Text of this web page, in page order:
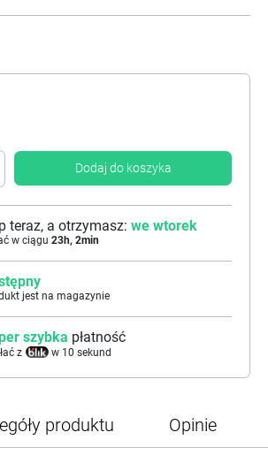
Dodaj do koszyka
teraz, a otrzymasz: we wtorek
w ciągu 23h, 2min
jest na magazynie
szybka płatność
z w 10 sekund
produktu Opinie